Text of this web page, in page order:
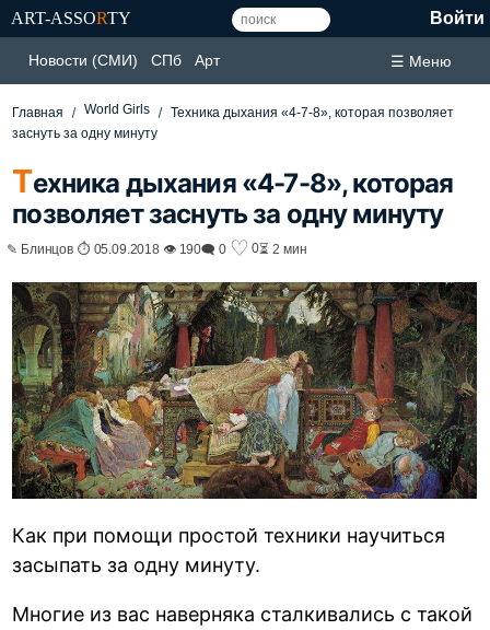
ART-ASSORTY Войти
Новости (СМИ) СПб Арт ☰ Меню
Главная World Girls
Техника дыхания «4-7-8», которая позволяет
заснуть за одну минуту
Техника дыхания «4-7-8», которая
позволяет заснуть за одну минуту
✎ Блинцов ⏱ 05.09.2018 👁 190🗨 0 ♡ 0⏳ 2 мин
Как при помощи простой техники научиться
засыпать за одну минуту.
Многие из вас наверняка сталкивались с такой